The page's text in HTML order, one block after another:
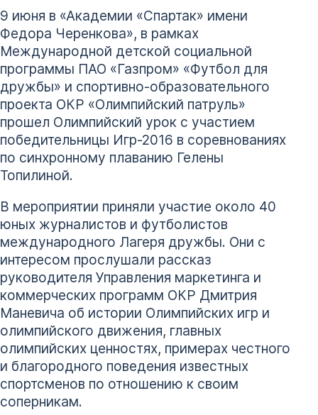
9 июня в «Академии «Спартак» имени
Федора Черенкова», в рамках
Международной детской социальной
программы ПАО «Газпром» «Футбол для
дружбы» и спортивно-образовательного
проекта ОКР «Олимпийский патруль»
прошел Олимпийский урок с участием
победительницы Игр-2016 в соревнованиях
по синхронному плаванию Гелены
Топилиной.
В мероприятии приняли участие около 40
юных журналистов и футболистов
международного Лагеря дружбы. Они с
интересом прослушали рассказ
руководителя Управления маркетинга и
коммерческих программ ОКР Дмитрия
Маневича об истории Олимпийских игр и
олимпийского движения, главных
олимпийских ценностях, примерах честного
и благородного поведения известных
спортсменов по отношению к своим
соперникам.